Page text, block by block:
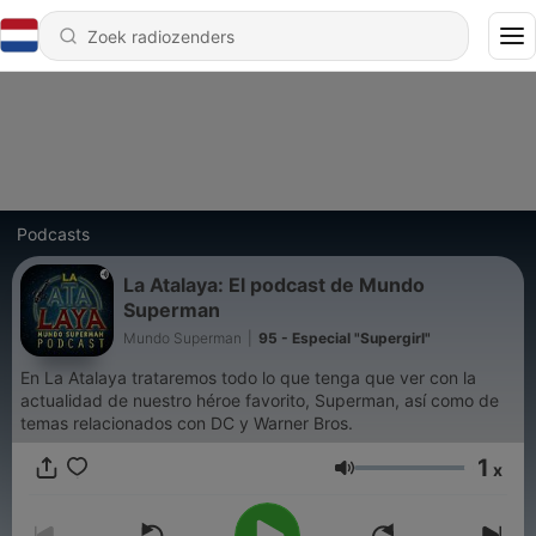
Podcasts
La Atalaya: El podcast de Mundo
Superman
Mundo Superman 95 - Especial "Supergirl"
En La Atalaya trataremos todo lo que tenga que ver con la
actualidad de nuestro héroe favorito, Superman, así como de
temas relacionados con DC y Warner Bros.
Volume 1 x